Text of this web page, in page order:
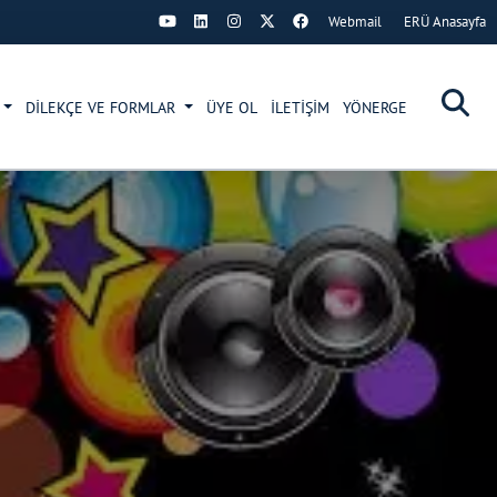
Webmail ERÜ Anasayfa
DİLEKÇE VE FORMLAR ÜYE OL İLETİŞİM YÖNERGE